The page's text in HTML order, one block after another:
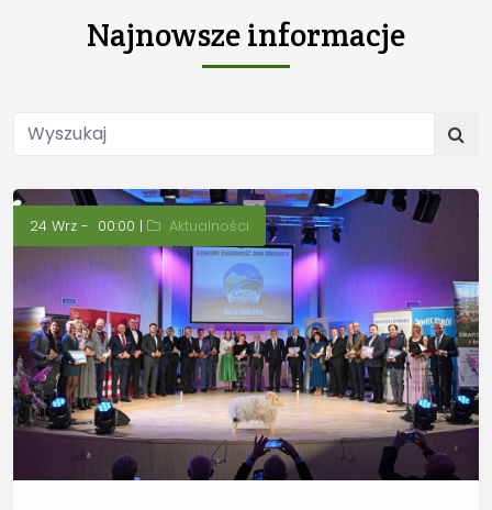
Najnowszeinformacje
24 Wrz - 00:00 | Aktualności